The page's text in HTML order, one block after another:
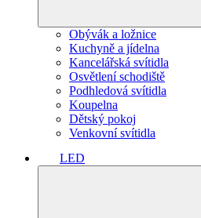
Obývák a ložnice
Kuchyně a jídelna
Kancelářská svítidla
Osvětlení schodiště
Podhledová svítidla
Koupelna
Dětský pokoj
Venkovní svítidla
LED